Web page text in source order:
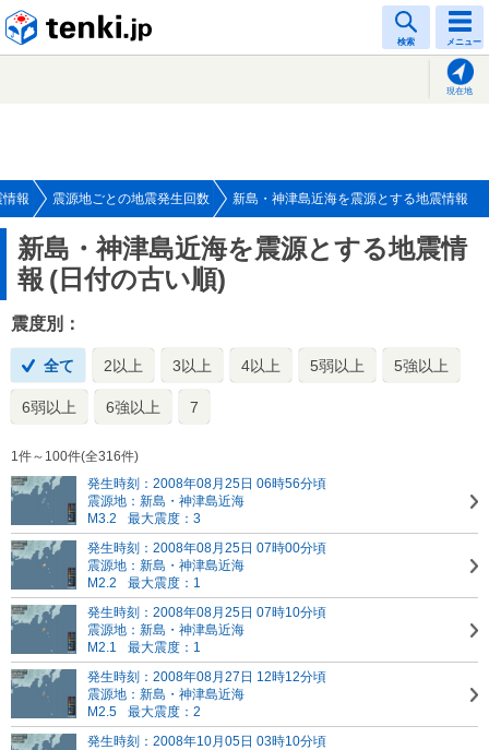
検索 メニュー
現在地
情報 震源地ごとの地震発生回数 新島・神津島近海を震源とする地震情報
新島・神津島近海を震源とする地震情
報 (日付の古い順)
震度別：
全て 2以上 3以上 4以上 5弱以上 5強以上
6弱以上 6強以上 7
1件～100件(全316件)
発生時刻：2008年08月25日 06時56分頃
震源地：新島・神津島近海
M3.2
最大震度：3
発生時刻：2008年08月25日 07時00分頃
震源地：新島・神津島近海
M2.2
最大震度：1
発生時刻：2008年08月25日 07時10分頃
震源地：新島・神津島近海
M2.1
最大震度：1
発生時刻：2008年08月27日 12時12分頃
震源地：新島・神津島近海
M2.5
最大震度：2
発生時刻：2008年10月05日 03時10分頃